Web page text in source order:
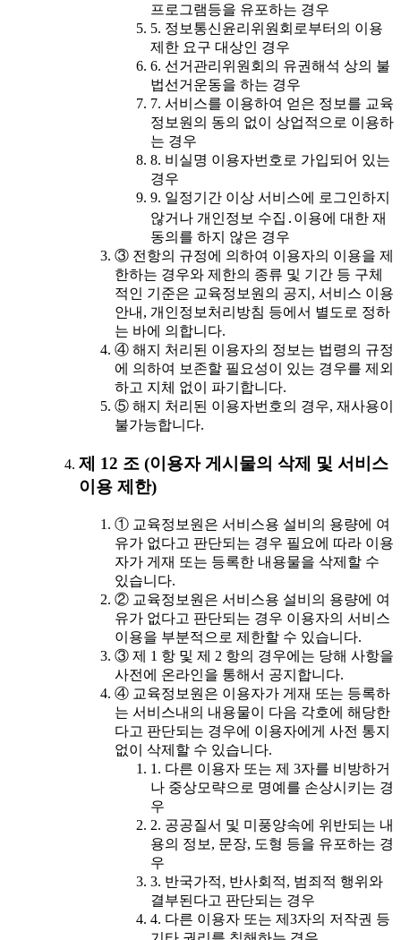
프로그램등을 유포하는 경우
5. 정보통신윤리위원회로부터의 이용
제한 요구 대상인 경우
6. 선거관리위원회의 유권해석 상의 불
법선거운동을 하는 경우
7. 서비스를 이용하여 얻은 정보를 교육
정보원의 동의 없이 상업적으로 이용하
는 경우
8. 비실명 이용자번호로 가입되어 있는
경우
9. 일정기간 이상 서비스에 로그인하지
않거나 개인정보 수집․이용에 대한 재
동의를 하지 않은 경우
③ 전항의 규정에 의하여 이용자의 이용을 제
한하는 경우와 제한의 종류 및 기간 등 구체
적인 기준은 교육정보원의 공지, 서비스 이용
안내, 개인정보처리방침 등에서 별도로 정하
는 바에 의합니다.
④ 해지 처리된 이용자의 정보는 법령의 규정
에 의하여 보존할 필요성이 있는 경우를 제외
하고 지체 없이 파기합니다.
⑤ 해지 처리된 이용자번호의 경우, 재사용이
불가능합니다.
제 12 조 (이용자 게시물의 삭제 및 서비스
이용 제한)
① 교육정보원은 서비스용 설비의 용량에 여
유가 없다고 판단되는 경우 필요에 따라 이용
자가 게재 또는 등록한 내용물을 삭제할 수
있습니다.
② 교육정보원은 서비스용 설비의 용량에 여
유가 없다고 판단되는 경우 이용자의 서비스
이용을 부분적으로 제한할 수 있습니다.
③ 제 1 항 및 제 2 항의 경우에는 당해 사항을
사전에 온라인을 통해서 공지합니다.
④ 교육정보원은 이용자가 게재 또는 등록하
는 서비스내의 내용물이 다음 각호에 해당한
다고 판단되는 경우에 이용자에게 사전 통지
없이 삭제할 수 있습니다.
1. 다른 이용자 또는 제 3자를 비방하거
나 중상모략으로 명예를 손상시키는 경
우
2. 공공질서 및 미풍양속에 위반되는 내
용의 정보, 문장, 도형 등을 유포하는 경
우
3. 반국가적, 반사회적, 범죄적 행위와
결부된다고 판단되는 경우
4. 다른 이용자 또는 제3자의 저작권 등